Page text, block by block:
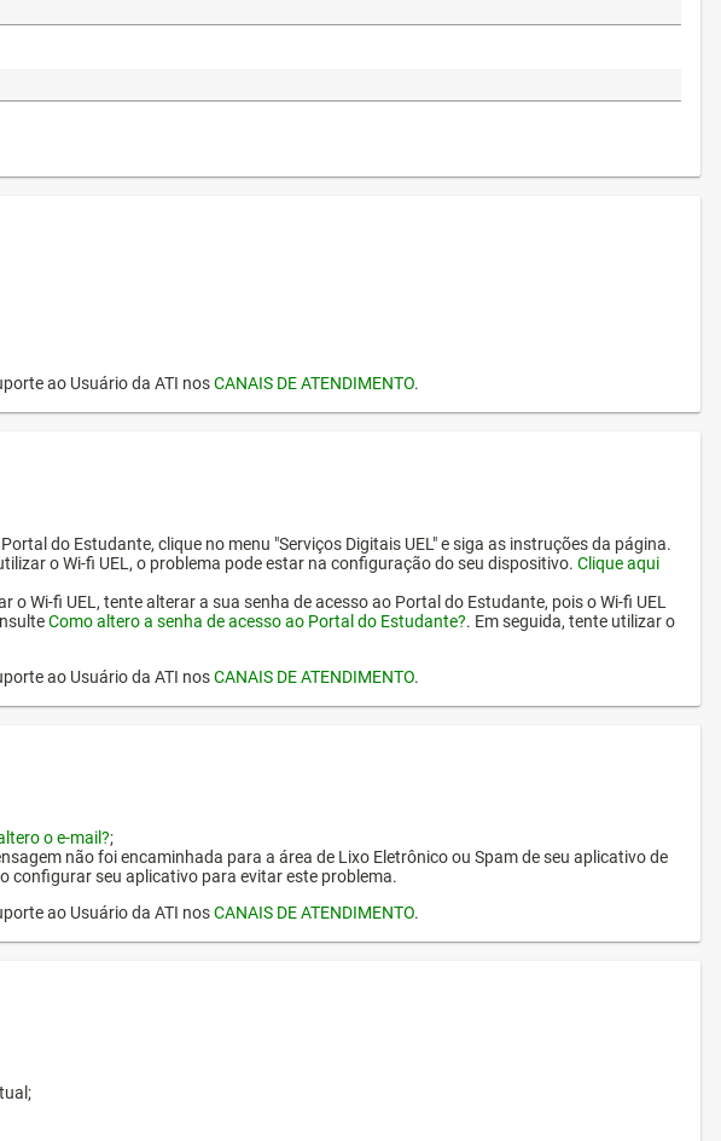
ao Usuário da ATI nosCANAIS DE ATENDIMENTO.
do Estudante, clique no menu "Serviços Digitais UEL" e siga as instruções da página.
o Wi-fi UEL, o problema pode estar na configuração do seu dispositivo. Clique aqui
Wi-fi UEL, tente alterar a sua senha de acesso ao Portal do Estudante, pois o Wi-fi UEL
Como altero a senha de acesso ao Portal do Estudante?. Em seguida, tente utilizar o
ao Usuário da ATI nosCANAIS DE ATENDIMENTO.
o e-mail?;
não foi encaminhada para a área de Lixo Eletrônico ou Spam de seu aplicativo de
configurar seu aplicativo para evitar este problema.
ao Usuário da ATI nosCANAIS DE ATENDIMENTO.